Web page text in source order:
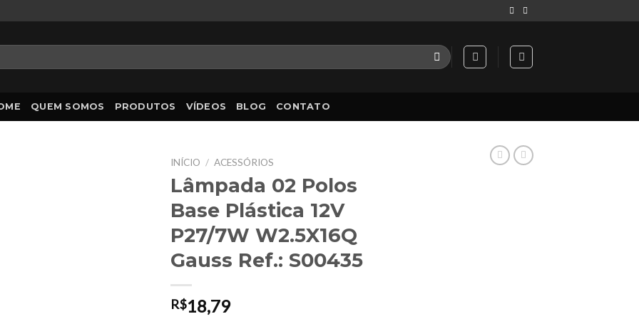
QUEM SOMOS PRODUTOS VÍDEOS BLOG CONTATO
INÍCIO / ACESSÓRIOS
Lâmpada 02 Polos
Base Plástica 12V
P27/7W W2.5X16Q
Gauss Ref.: S00435
R$18,79